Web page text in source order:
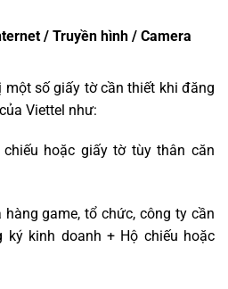
/ Truyền hình / Camera
một số giấy tờ cần thiết khi đăng
Viettel như:
hoặc giấy tờ tùy thân căn
game, tổ chức, công ty cần
ký kinh doanh + Hộ chiếu hoặc